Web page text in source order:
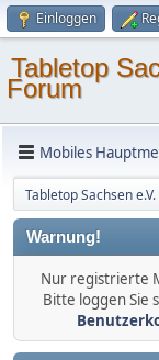
Einloggen
Tabletop
Forum
Mobiles
Tabletop Sachsen
Warnung!
Nur registrierte
Bitte loggen Sie